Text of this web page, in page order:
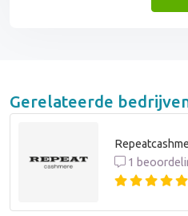
Gerelateerde
1